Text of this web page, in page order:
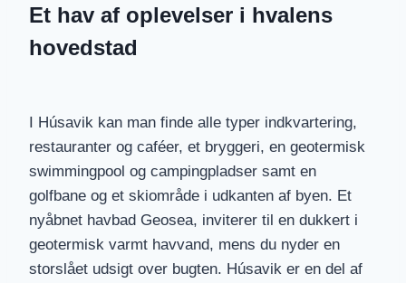
Et hav af oplevelser i hvalens
hovedstad
I Húsavik kan man finde alle typer indkvartering,
restauranter og caféer, et bryggeri, en geotermisk
swimmingpool og campingpladser samt en
golfbane og et skiområde i udkanten af ​​byen. Et
nyåbnet havbad Geosea, inviterer til en dukkert i
geotermisk varmt havvand, mens du nyder en
storslået udsigt over bugten. Húsavik er en del af